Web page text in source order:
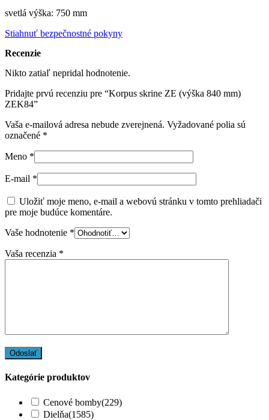
svetlá výška: 750 mm
Stiahnuť bezpečnostné pokyny
Recenzie
Nikto zatiaľ nepridal hodnotenie.
Pridajte prvú recenziu pre “Korpus skrine ZE (výška 840 mm)
ZEK84”
Vaša e-mailová adresa nebude zverejnená. Vyžadované polia sú
označené *
Meno *
E-mail *
Uložiť moje meno, e-mail a webovú stránku v tomto prehliadači
pre moje budúce komentáre.
Vaše hodnotenie *
Vaša recenzia *
Kategórie produktov
Cenové bomby(229)
Dielňa(1585)